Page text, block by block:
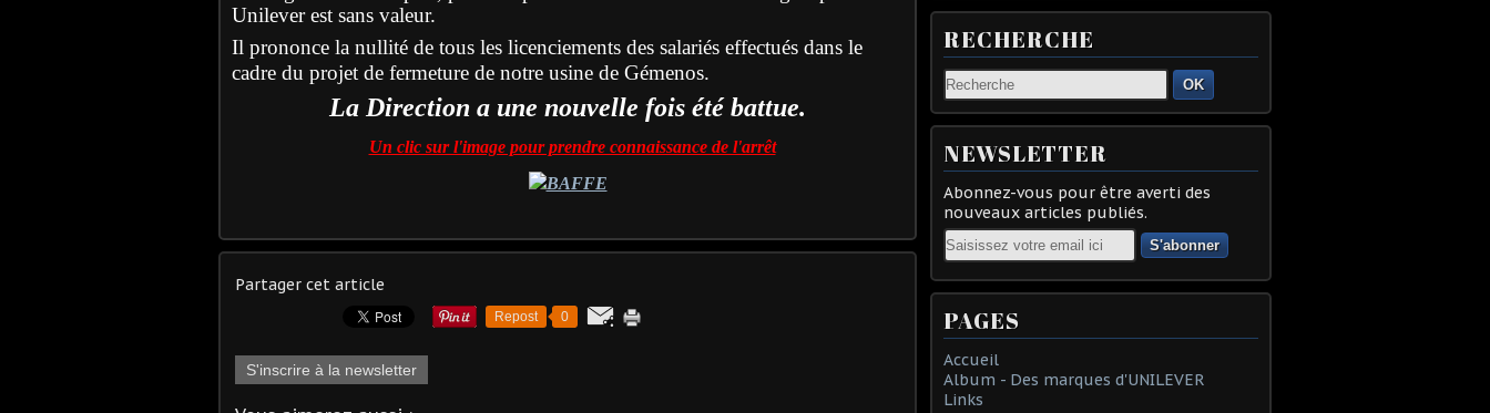
Unilever est sans valeur.
Il prononce la nullité de tous les licenciements des salariés effectués dans le
cadre du projet de fermeture de notre usine de Gémenos.
La Direction a une nouvelle fois été battue.
Un clic sur l'image pour prendre connaissance de l'arrêt
Partager cet article
Repost 0
S'inscrire à la newsletter
RECHERCHE
OK
NEWSLETTER
Abonnez-vous pour être averti des
nouveaux articles publiés.
Email
PAGES
Accueil
Album - Des marques d'UNILEVER
Links